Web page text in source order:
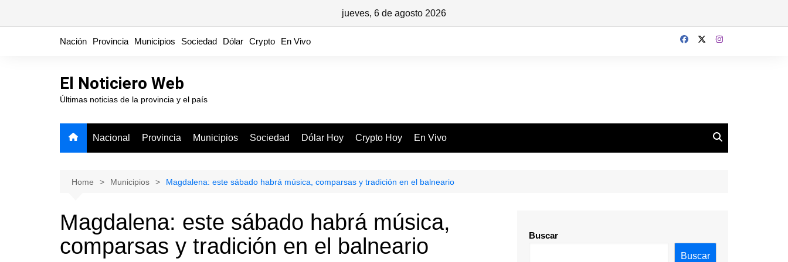
jueves, 6 de agosto 2026
Nación Provincia Municipios Sociedad Dólar Crypto En Vivo
El Noticiero Web
Últimas noticias de la provincia y el país
Nacional Provincia Municipios Sociedad Dólar Hoy Crypto Hoy En Vivo
Home Municipios Magdalena: este sábado habrá música, comparsas y tradición en el balneario
Magdalena: este sábado habrá música,
comparsas y tradición en el balneario
Buscar
Buscar